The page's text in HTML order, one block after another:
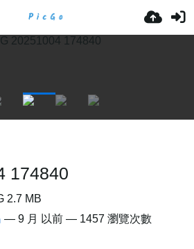
174840
2.7 MB
— 9 月 以前 — 1457 瀏覽次數